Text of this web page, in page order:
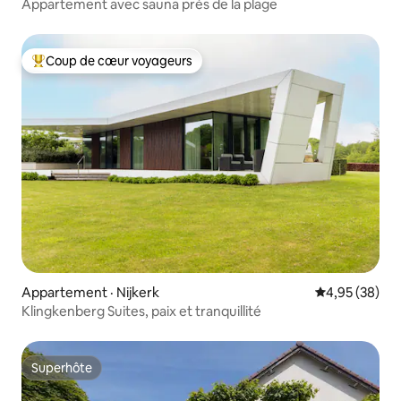
Appartement avec sauna près de la plage
Coup de cœur voyageurs parmi les plus aimés
Coup de cœur voyageurs
Appartement · Nijkerk Note
4,95 (38)
Klingkenberg Suites, paix et tranquillité
Superhôte
Superhôte